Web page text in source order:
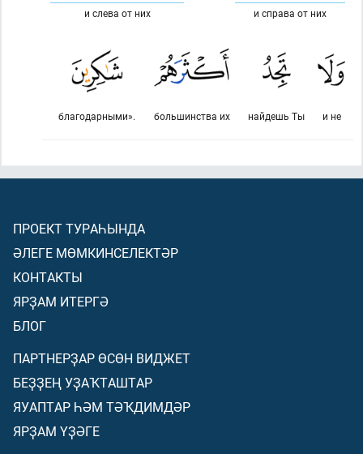
и справа от них
и слева от них
и не
найдешь Ты
большинства их
благодарными».
ПРОЕКТ ТУРАҺЫНДА
ӘЛЕГЕ МӨМКИНСЕЛЕКТӘР
КОНТАКТЫ
ЯРҘАМ ИТЕРГӘ
БЛОГ
ПАРТНЕРҘАР ӨСӨН ВИДЖЕТ
БЕҘҘЕҢ УҘАҠТАШТАР
ЯУАПТАР ҺӘМ ТӘҠДИМДӘР
ЯРҘАМ ҮҘӘГЕ